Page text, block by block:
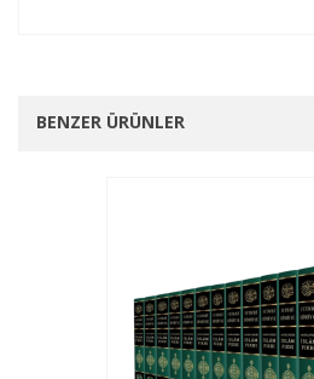
BENZER ÜRÜNLER